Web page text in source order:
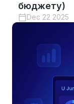
бюджету)
Dec 22 2025